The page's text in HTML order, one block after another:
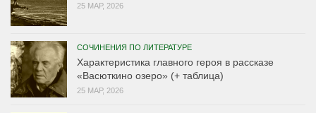
25 МАР, 2026
СОЧИНЕНИЯ ПО ЛИТЕРАТУРЕ
Характеристика главного героя в рассказе
«Васюткино озеро» (+ таблица)
25 МАР, 2026